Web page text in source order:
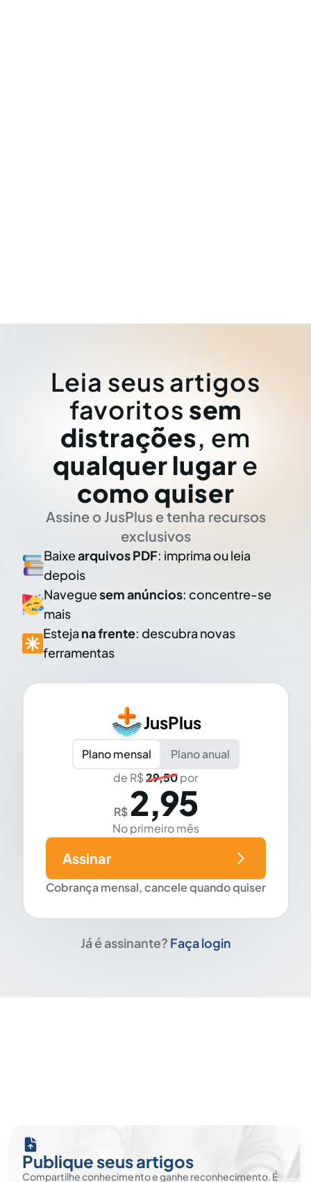
Leia seus artigos
favoritos sem
distrações, em
qualquer lugar e
como quiser
Assine o JusPlus e tenha recursos
exclusivos
Baixearquivos PDF: imprima ou leia
depois
Naveguesem anúncios: concentre-se
mais
Esteja na frente: descubra novas
ferramentas
JusPlus
Plano mensal
Plano anual
de R$29,50por
R$ 2,95
No primeiro mês
Cobrança mensal, cancele quando quiser
Assinar
Já é assinante? Faça login
Publique seus artigos
Compartilhe conhecimento e ganhe reconhecimento. É